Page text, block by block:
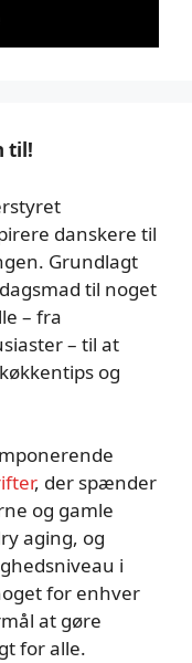
til!
danskere til
Grundlagt
til noget
– fra
– til at
og
, der spænder
og gamle
aging, og
i
for enhver
at gøre
for alle.